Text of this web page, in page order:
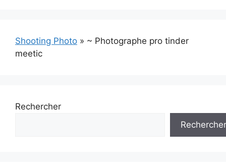
Shooting Photo » ~ Photographe pro tinder
meetic
Rechercher
Rechercher